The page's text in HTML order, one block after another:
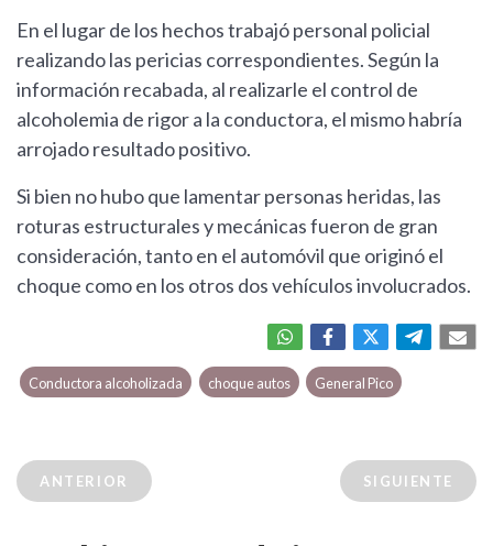
En el lugar de los hechos trabajó personal policial
realizando las pericias correspondientes. Según la
información recabada, al realizarle el control de
alcoholemia de rigor a la conductora, el mismo habría
arrojado resultado positivo.
Si bien no hubo que lamentar personas heridas, las
roturas estructurales y mecánicas fueron de gran
consideración, tanto en el automóvil que originó el
choque como en los otros dos vehículos involucrados.
Conductora alcoholizada choque autos General Pico
ANTERIOR SIGUIENTE